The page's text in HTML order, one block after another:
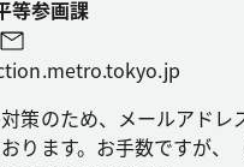
等参画課
策のため、メールアドレ
ります。お手数ですが、